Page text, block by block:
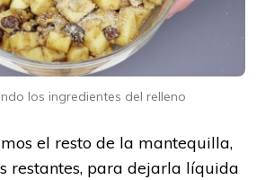
los ingredientes del relleno
el resto de la mantequilla,
restantes, para dejarla líquida